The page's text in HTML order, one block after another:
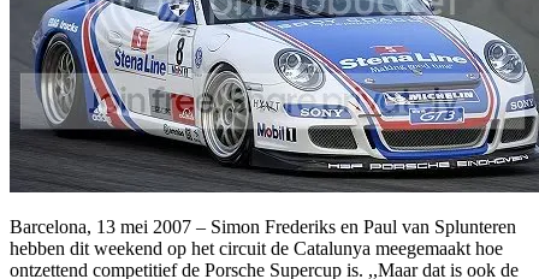
Barcelona, 13 mei 2007 – Simon Frederiks en Paul van Splunteren
hebben dit weekend op het circuit de Catalunya meegemaakt hoe
ontzettend competitief de Porsche Supercup is. ,,Maar dat is ook de